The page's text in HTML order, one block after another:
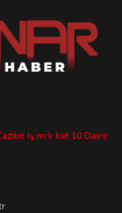
İş mrk kat 10 Daire